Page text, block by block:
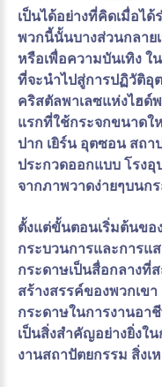
เป็นได้อย่างที่คิดเมื่อไ
พวกนี้นั้นบางส่วนกลาย
หรือเพื่อความบันเทิง
ที่จะนำไปสู่การปฏิวัติอุ
คริสตัลพาเลซแห่งไฮด์พ
แรกที่ใช้กระจกขนาดใ
ปาก เยิร์น อุตซอน สถ
ประกวดออกแบบ โรง
จากภาพวาดง่ายๆบนก
ตั้งแต่ขั้นตอนเริ่มต้นขอ
กระบวนการและการแ
กระดาษเป็นสื่อกลางที่
สร้างสรรค์ของพวกเข
กระดาษในการงานอา
เป็นสิ่งสำคัญอย่างยิ่งใ
งานสถาปัตยกรรม สิ่งเ